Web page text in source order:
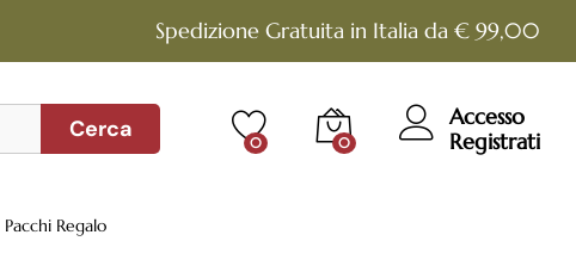
Spedizione Gratuita in Italia da € 99,00
Cerca 0 0
Accesso
Registrati
Pacchi Regalo